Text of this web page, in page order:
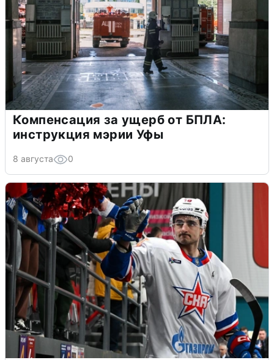
Компенсация за ущерб от БПЛА:
инструкция мэрии Уфы
8 августа 0